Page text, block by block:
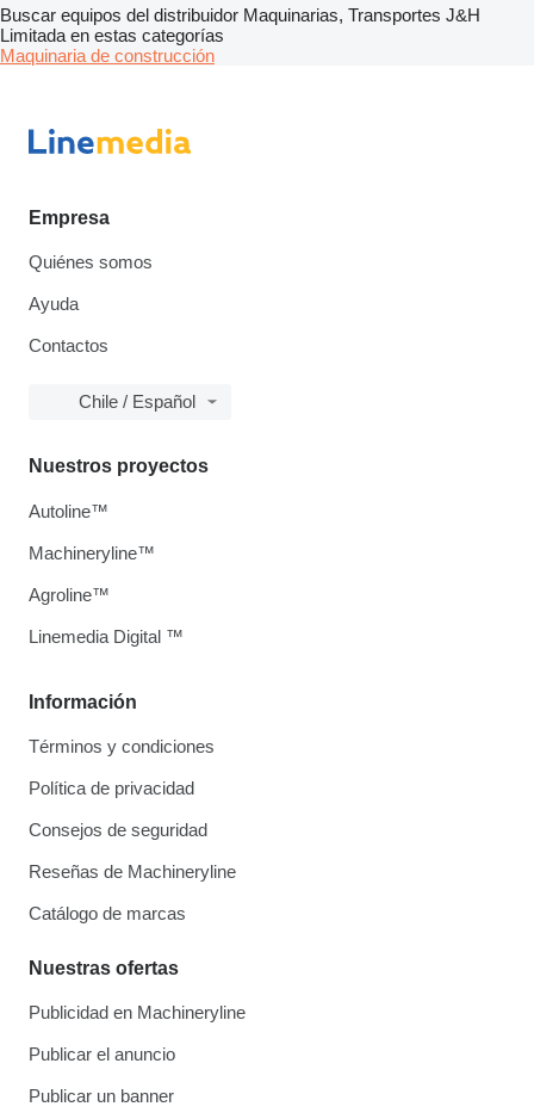
Buscar equipos del distribuidor Maquinarias, Transportes J&H
Limitada en estas categorías
Maquinaria de construcción
Empresa
Quiénes somos
Ayuda
Contactos
Chile / Español
Información
Términos y condiciones
Política de privacidad
Consejos de seguridad
Reseñas de Machineryline
Catálogo de marcas
Nuestras ofertas
Publicidad en Machineryline
Publicar el anuncio
Publicar un banner
Nuestros proyectos
Autoline™
Machineryline™
Agroline™
Linemedia Digital ™